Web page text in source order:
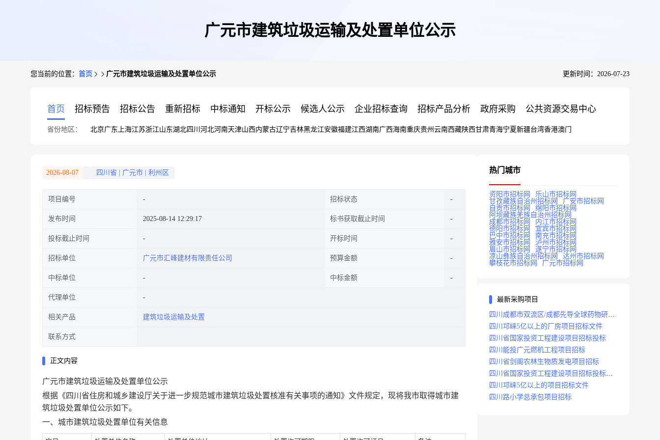
广元市建筑垃圾运输及处置单位公示
您当前的位置： 首页 广元市建筑垃圾运输及处置单位公示 更新时间：2026-07-23
首页 招标预告 招标公告 重新招标 中标通知 开标公示 候选人公示 企业招标查询 招标产品分析 政府采购 公共资源交易中心
省份地区： 北京广东 上海江苏浙江山东湖北四川 河北河南天津山西内蒙古辽宁吉林黑龙江安徽福建江西湖南广西海南重庆贵州 云南西藏陕西甘肃青海宁夏新疆台湾香港澳门
2026-08-07 四川省 广元市 利州区
项目编号 招标状态
发布时间 2025-08-14 12:29:17 标书获取截止时间
投标截止时间 开标时间
招标单位 广元市汇峰建材有限责任公司 预算金额
中标单位 中标金额
代理单位
相关产品 建筑垃圾运输及处置
联系方式
正文内容
广元市建筑垃圾运输及处置单位公示
根据《四川省住房和城乡建设厅关于进一步规范城市建筑垃圾处置核准有关事项的通知》文件规定，现将我市取得城市建
筑垃圾处置单位公示如下。
一、城市建筑垃圾处置单位有关信息
热门城市
资阳市招标网
乐山市招标网
甘孜藏族自治州招标网
广安市招标网
自贡市招标网
绵阳市招标网
阿坝藏族羌族自治州招标网
成都市招标网
内江市招标网
德阳市招标网
宜宾市招标网
巴中市招标网
南充市招标网
雅安市招标网
泸州市招标网
眉山市招标网
遂宁市招标网
凉山彝族自治州招标网
达州市招标网
攀枝花市招标网
广元市招标网
最新采购项目
四川成都市双流区/成都先导全球药物研发
生产基地(一期)(dj)项目招标标段
四川邛崃5亿以上的厂房项目招标文件
四川省国家投资工程建设项目招标投标
四川能投广元燃机工程项目招标
四川省剑阁农林生物质发电项目招标
四川省国家投资工程建设项目招标投标
2008年版
四川邛崃5亿以上的项目招标文件
四川路小学总承包项目招标